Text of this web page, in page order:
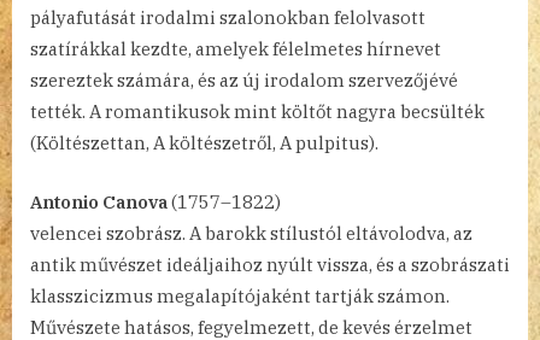
pályafutását irodalmi szalonokban felolvasott
szatírákkal kezdte, amelyek félelmetes hírnevet
szereztek számára, és az új irodalom szervezőjévé
tették. A romantikusok mint költőt nagyra becsülték
(Költészettan, A költészetről, A pulpitus).
Antonio Canova (1757–1822)
velencei szobrász. A barokk stílustól eltávolodva, az
antik művészet ideáljaihoz nyúlt vissza, és a szobrászati
klasszicizmus megalapítójaként tartják számon.
Művészete hatásos, fegyelmezett, de kevés érzelmet